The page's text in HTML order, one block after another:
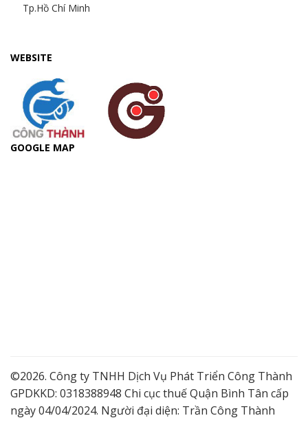
Tp.Hồ Chí Minh
WEBSITE
GOOGLE MAP
©2026. Công ty TNHH Dịch Vụ Phát Triển Công Thành
GPDKKD: 0318388948 Chi cục thuế Quận Bình Tân cấp
ngày 04/04/2024. Người đại diện: Trần Công Thành